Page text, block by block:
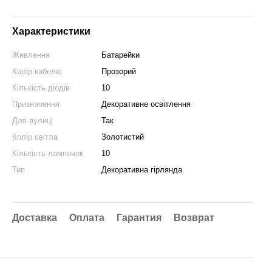
Характеристики
Живлення
Батарейки
Колір кабелю
Прозорий
Кількість діодів
10
Призначення
Декоративне освітлення
Для вулиці
Так
Колір світла
Золотистий
Кількість лампочок
10
Тип
Декоративна гірлянда
Доставка Оплата Гарантия Возврат